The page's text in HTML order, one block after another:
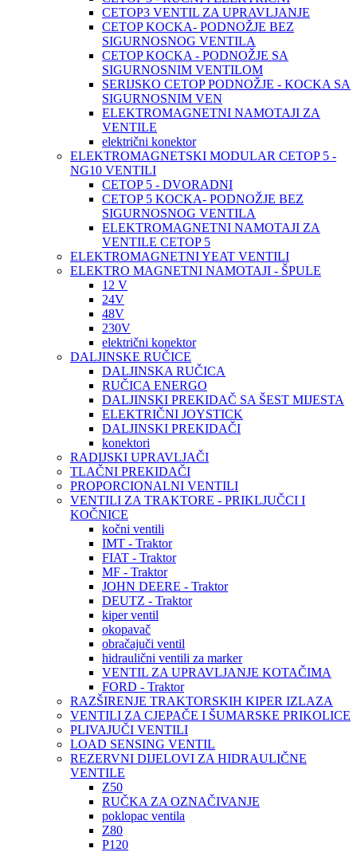
CETOP3 VENTIL ZA UPRAVLJANJE
CETOP KOCKA- PODNOŽJE BEZ
SIGURNOSNOG VENTILA
CETOP KOCKA - PODNOŽJE SA
SIGURNOSNIM VENTILOM
SERIJSKO CETOP PODNOŽJE - KOCKA SA
SIGURNOSNIM VEN
ELEKTROMAGNETNI NAMOTAJI ZA
VENTILE
električni konektor
ELEKTROMAGNETSKI MODULAR CETOP 5 -
NG10 VENTILI
CETOP 5 - DVORADNI
CETOP 5 KOCKA- PODNOŽJE BEZ
SIGURNOSNOG VENTILA
ELEKTROMAGNETNI NAMOTAJI ZA
VENTILE CETOP 5
ELEKTROMAGNETNI YEAT VENTILI
ELEKTRO MAGNETNI NAMOTAJI - ŠPULE
12 V
24V
48V
230V
električni konektor
DALJINSKE RUČICE
DALJINSKA RUČICA
RUČICA ENERGO
DALJINSKI PREKIDAČ SA ŠEST MIJESTA
ELEKTRIČNI JOYSTICK
DALJINSKI PREKIDAČI
konektori
RADIJSKI UPRAVLJAČI
TLAČNI PREKIDAČI
PROPORCIONALNI VENTILI
VENTILI ZA TRAKTORE - PRIKLJUČCI I
KOČNICE
kočni ventili
IMT - Traktor
FIAT - Traktor
MF - Traktor
JOHN DEERE - Traktor
DEUTZ - Traktor
kiper ventil
okopavač
obračajuči ventil
hidraulični ventili za marker
VENTIL ZA UPRAVLJANJE KOTAČIMA
FORD - Traktor
RAZŠIRENJE TRAKTORSKIH KIPER IZLAZA
VENTILI ZA CJEPAČE I ŠUMARSKE PRIKOLICE
PLIVAJUČI VENTILI
LOAD SENSING VENTIL
REZERVNI DIJELOVI ZA HIDRAULIČNE
VENTILE
Z50
RUČKA ZA OZNAČIVANJE
poklopac ventila
Z80
P120